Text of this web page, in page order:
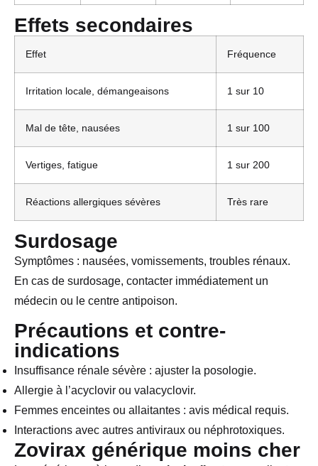
Effets secondaires
Effet Fréquence
Irritation locale, démangeaisons 1 sur 10
Mal de tête, nausées 1 sur 100
Vertiges, fatigue 1 sur 200
Réactions allergiques sévères Très rare
Surdosage
Symptômes : nausées, vomissements, troubles rénaux.
En cas de surdosage, contacter immédiatement un
médecin ou le centre antipoison.
Précautions et contre-
indications
Insuffisance rénale sévère : ajuster la posologie.
Allergie à l’acyclovir ou valacyclovir.
Femmes enceintes ou allaitantes : avis médical requis.
Interactions avec autres antiviraux ou néphrotoxiques.
Zovirax générique moins cher